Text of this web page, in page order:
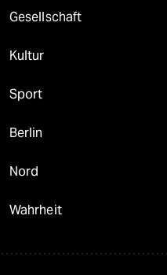
Gesellschaft
Kultur
Sport
Berlin
Nord
Wahrheit